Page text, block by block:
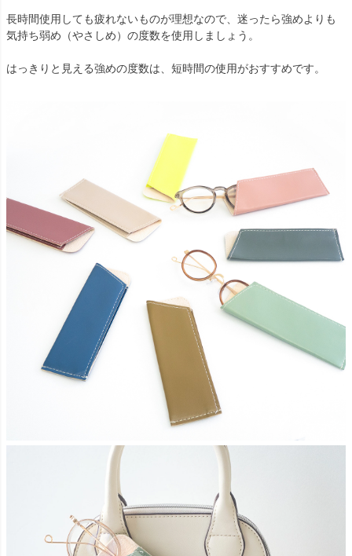
長時間使用しても疲れないものが理想なので、迷ったら強めよりも
気持ち弱め（やさしめ）の度数を使用しましょう。
はっきりと見える強めの度数は、短時間の使用がおすすめです。